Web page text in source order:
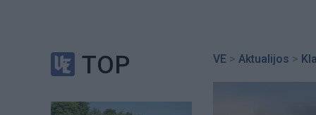
TOP VE > Aktualijos >